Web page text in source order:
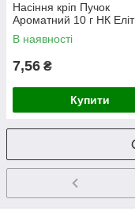
Насіння кріп Пучок
Ароматний 10 г НК Еліт
В наявності
7,56 ₴
Купити